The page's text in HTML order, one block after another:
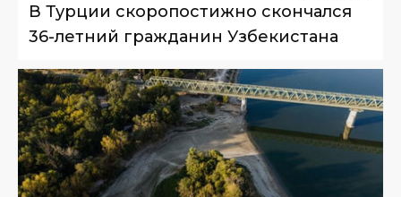
В Турции скоропостижно скончался
36-летний гражданин Узбекистана